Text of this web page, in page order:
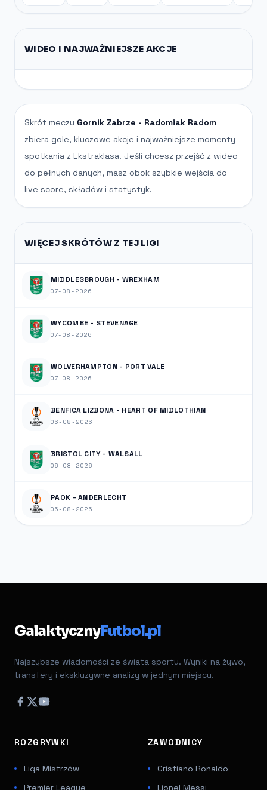
WIDEO I NAJWAŻNIEJSZE AKCJE
Skrót meczu Gornik Zabrze - Radomiak Radom
zbiera gole, kluczowe akcje i najważniejsze momenty
spotkania z Ekstraklasa. Jeśli chcesz przejść z wideo
do pełnych danych, masz obok szybkie wejścia do
live score, składów i statystyk.
WIĘCEJ SKRÓTÓW Z TEJ LIGI
MIDDLESBROUGH - WREXHAM
07-08-2026
WYCOMBE - STEVENAGE
07-08-2026
WOLVERHAMPTON - PORT VALE
07-08-2026
BENFICA LIZBONA - HEART OF MIDLOTHIAN
06-08-2026
BRISTOL CITY - WALSALL
06-08-2026
PAOK - ANDERLECHT
06-08-2026
GalaktycznyFutbol.pl
Najszybsze wiadomości ze świata sportu. Wyniki na żywo,
transfery i ekskluzywne analizy w jednym miejscu.
ROZGRYWKI
Liga Mistrzów
Premier League
ZAWODNICY
Cristiano Ronaldo
Lionel Messi